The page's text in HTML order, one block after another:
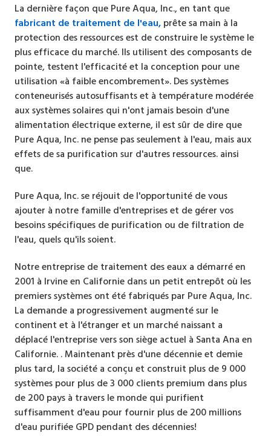
La dernière façon que Pure Aqua, Inc., en tant que
fabricant de traitement de l'eau,prête sa main à la
protection des ressources est de construire le système le
plus efficace du marché. Ils utilisent des composants de
pointe, testent l'efficacité et la conception pour une
utilisation «à faible encombrement». Des systèmes
conteneurisés autosuffisants et à température modérée
aux systèmes solaires qui n'ont jamais besoin d'une
alimentation électrique externe, il est sûr de dire que
Pure Aqua, Inc. ne pense pas seulement à l'eau, mais aux
effets de sa purification sur d'autres ressources. ainsi
que.
Pure Aqua, Inc. se réjouit de l'opportunité de vous
ajouter à notre famille d'entreprises et de gérer vos
besoins spécifiques de purification ou de filtration de
l'eau, quels qu'ils soient.
Notre entreprise de traitement des eaux a démarré en
2001 à Irvine en Californie dans un petit entrepôt où les
premiers systèmes ont été fabriqués par Pure Aqua, Inc.
La demande a progressivement augmenté sur le
continent et à l'étranger et un marché naissant a
déplacé l'entreprise vers son siège actuel à Santa Ana en
Californie. . Maintenant près d'une décennie et demie
plus tard, la société a conçu et construit plus de 9 000
systèmes pour plus de 3 000 clients premium dans plus
de 200 pays à travers le monde qui purifient
suffisamment d'eau pour fournir plus de 200 millions
d'eau purifiée GPD pendant des décennies!